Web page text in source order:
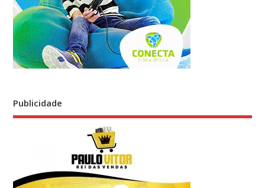
Publicidade